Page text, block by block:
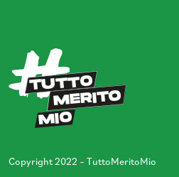
Copyright 2022 – TuttoMeritoMio